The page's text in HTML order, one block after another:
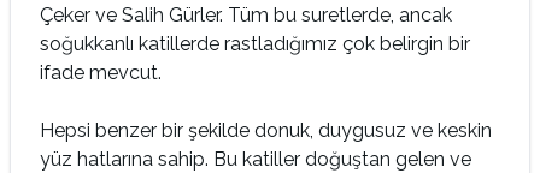
Çeker ve Salih Gürler. Tüm bu suretlerde, ancak
soğukkanlı katillerde rastladığımız çok belirgin bir
ifade mevcut.
Hepsi benzer bir şekilde donuk, duygusuz ve keskin
yüz hatlarına sahip. Bu katiller doğuştan gelen ve